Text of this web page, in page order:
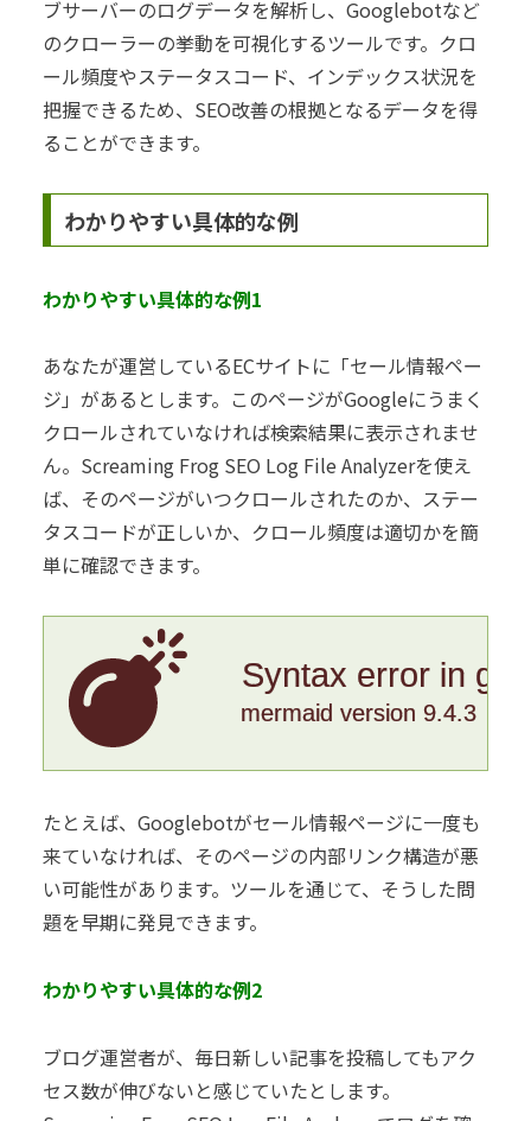
ブサーバーのログデータを解析し、Googlebotなど
のクローラーの挙動を可視化するツールです。クロ
ール頻度やステータスコード、インデックス状況を
把握できるため、SEO改善の根拠となるデータを得
ることができます。
わかりやすい具体的な例
わかりやすい具体的な例1
あなたが運営しているECサイトに「セール情報ペー
ジ」があるとします。このページがGoogleにうまく
クロールされていなければ検索結果に表示されませ
ん。Screaming Frog SEO Log File Analyzerを使え
ば、そのページがいつクロールされたのか、ステー
タスコードが正しいか、クロール頻度は適切かを簡
単に確認できます。
Syntax error in
mermaid version 9.4.3
たとえば、Googlebotがセール情報ページに一度も
来ていなければ、そのページの内部リンク構造が悪
い可能性があります。ツールを通じて、そうした問
題を早期に発見できます。
わかりやすい具体的な例2
ブログ運営者が、毎日新しい記事を投稿してもアク
セス数が伸びないと感じていたとします。